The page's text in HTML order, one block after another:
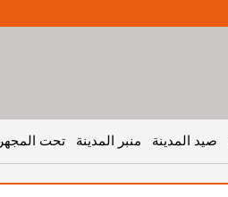
صيد المدينة منبر المدينة تحت المجهر